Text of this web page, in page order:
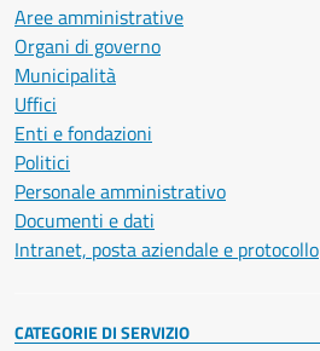
Aree amministrative
Organi di governo
Municipalità
Uffici
Enti e fondazioni
Politici
Personale amministrativo
Documenti e dati
Intranet, posta aziendale e protocollo
CATEGORIE DI SERVIZIO